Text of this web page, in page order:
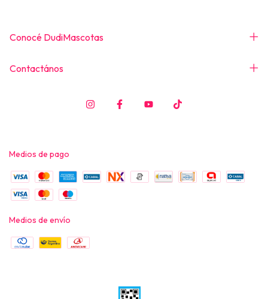
Conocé DudiMascotas
Contactános
Medios de pago
Medios de envío